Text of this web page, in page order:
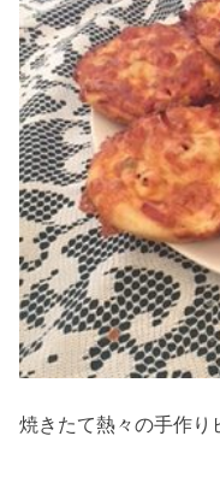
焼きたて熱々の手作り